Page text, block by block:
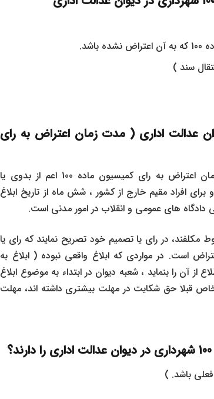
سند )
رای کمیسیون ماده 100 در دیوان عدالت اداری ( مدت زمان اعتراض به رای
وفق تبصره 2 ماده 16 قانون دیوان عدالت اداری ، مدت زمان اعتراض به رای کمیسیون ماده 100 اعم از بدوی یا
افراد مقیم خارج از کشور ، شش ماه از تاریخ ابلاغ
های عمومی و انقلاب در امور مدنی است.
مکلفند، در رای یا تصمیم خود تصریح نمایند که رای یا
است. در مواردی که ابلاغ واقعی نبوده ( ابلاغ به
را بنماید ، شعبه دیوان در ابتداء به موضوع ابلاغ
قبلا حق شکایت در مهلت بیشتری داشته اند، مهلت
باشد. )